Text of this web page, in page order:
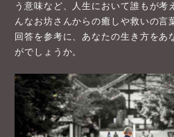
う意味など、人生において誰もが考
んなお坊さんからの癒しや救いの言
回答を参考に、あなたの生き方をあ
がでしょうか。